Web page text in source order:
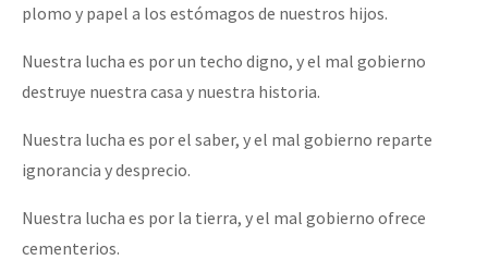
plomo y papel a los estómagos de nuestros hijos.
Nuestra lucha es por un techo digno, y el mal gobierno
destruye nuestra casa y nuestra historia.
Nuestra lucha es por el saber, y el mal gobierno reparte
ignorancia y desprecio.
Nuestra lucha es por la tierra, y el mal gobierno ofrece
cementerios.